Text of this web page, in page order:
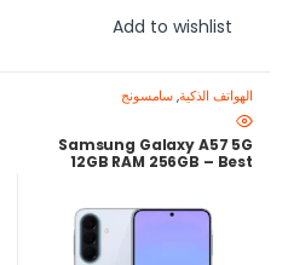
Add to wishlist
الهواتف الذكية,سامسونج
Samsung Galaxy A57 5G
12GB RAM 256GB – Best
Display